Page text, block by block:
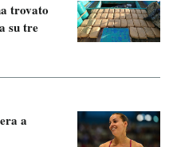
trovato
su tre
a